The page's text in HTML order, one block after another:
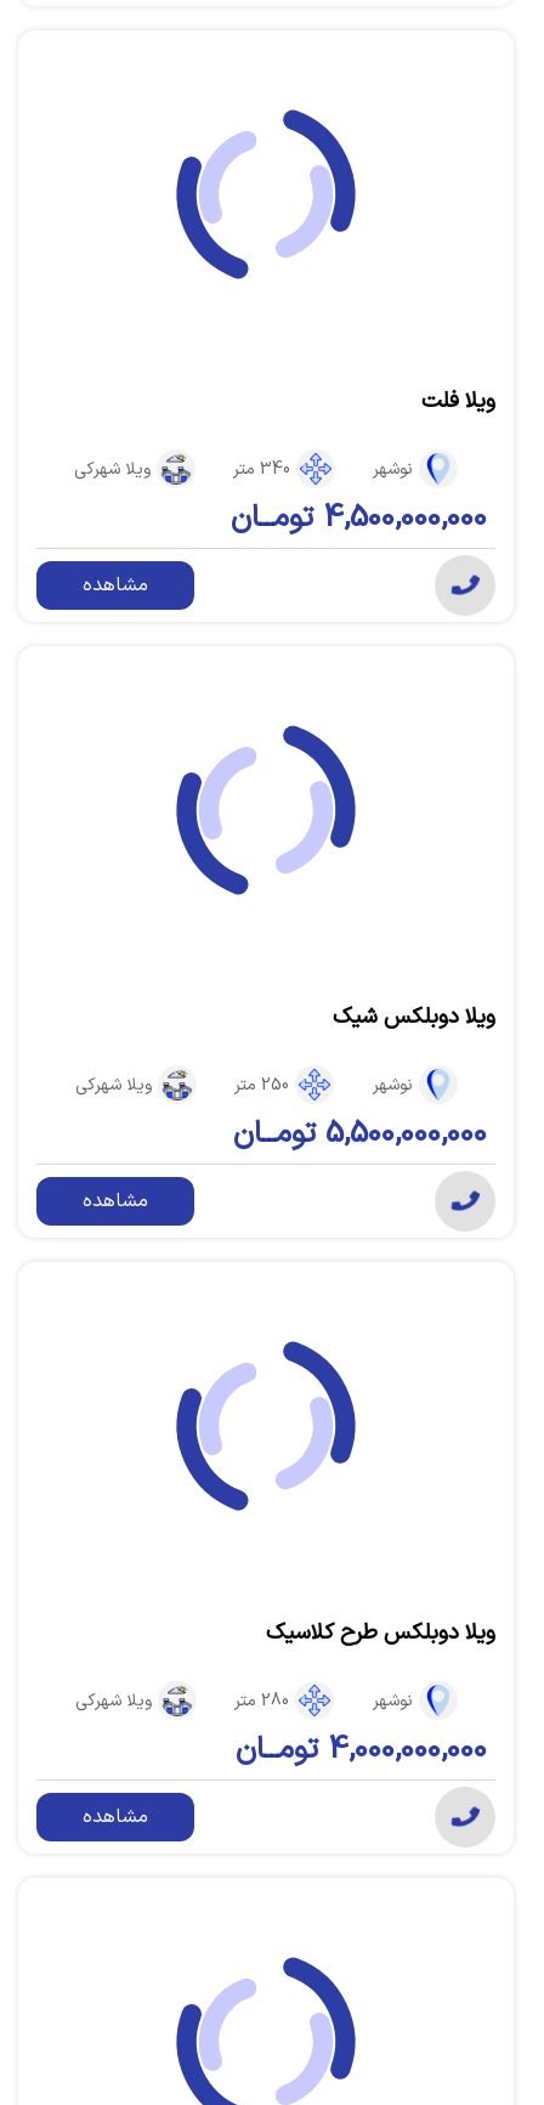
ویلا فلت
نوشهر 340 متر ویلا شهرکی
4,500,000,000 تومــان
مشاهده
ویلا دوبلکس شیک
نوشهر 250 متر ویلا شهرکی
5,500,000,000 تومــان
مشاهده
ویلا دوبلکس طرح کلاسیک
نوشهر 280 متر ویلا شهرکی
4,000,000,000 تومــان
مشاهده